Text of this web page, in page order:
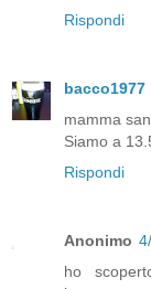
Rispondi
bacco1977
mamma
Siamo a
Rispondi
Anonimo
ho